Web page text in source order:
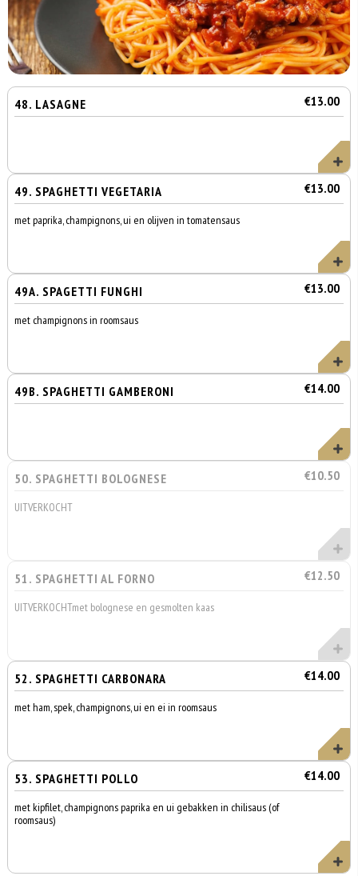
48. LASAGNE €13.00
49. SPAGHETTI VEGETARIA €13.00
met paprika, champignons, ui en olijven in tomatensaus
49A. SPAGETTI FUNGHI €13.00
met champignons in roomsaus
49B. SPAGHETTI GAMBERONI €14.00
50. SPAGHETTI BOLOGNESE €10.50
UITVERKOCHT
51. SPAGHETTI AL FORNO €12.50
UITVERKOCHTmet bolognese en gesmolten kaas
52. SPAGHETTI CARBONARA €14.00
met ham, spek, champignons, ui en ei in roomsaus
53. SPAGHETTI POLLO €14.00
met kipfilet, champignons paprika en ui gebakken in chilisaus (of
roomsaus)